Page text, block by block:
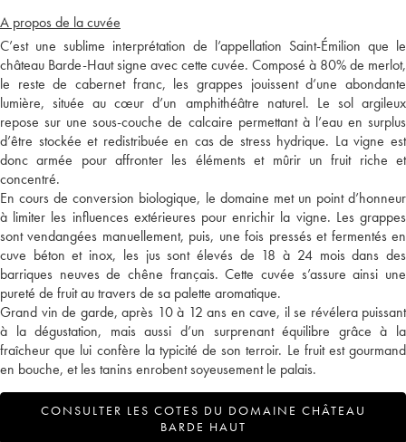
A propos de la cuvée
C’est une sublime interprétation de l’appellation Saint-Émilion que le
château Barde-Haut signe avec cette cuvée. Composé à 80% de merlot,
le reste de cabernet franc, les grappes jouissent d’une abondante
lumière, située au cœur d’un amphithéâtre naturel. Le sol argileux
repose sur une sous-couche de calcaire permettant à l’eau en surplus
d’être stockée et redistribuée en cas de stress hydrique. La vigne est
donc armée pour affronter les éléments et mûrir un fruit riche et
concentré.
En cours de conversion biologique, le domaine met un point d’honneur
à limiter les influences extérieures pour enrichir la vigne. Les grappes
sont vendangées manuellement, puis, une fois pressés et fermentés en
cuve béton et inox, les jus sont élevés de 18 à 24 mois dans des
barriques neuves de chêne français. Cette cuvée s’assure ainsi une
pureté de fruit au travers de sa palette aromatique.
Grand vin de garde, après 10 à 12 ans en cave, il se révélera puissant
à la dégustation, mais aussi d’un surprenant équilibre grâce à la
fraîcheur que lui confère la typicité de son terroir. Le fruit est gourmand
en bouche, et les tanins enrobent soyeusement le palais.
CONSULTER LES COTES DU DOMAINE CHÂTEAU
BARDE HAUT